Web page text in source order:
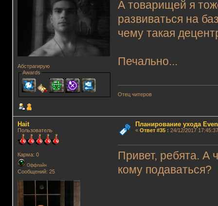
Абстрагирую
Awards
А товарищей я
развиваться на
чему такая
Печально...
Отец читеров
Hait
Пользователь
Карма: 0
Оффлайн
Сообщений: 25
Планирование ухода
« Ответ #35: 24/12/2017
Привет, ребята. А
кому подаваться?